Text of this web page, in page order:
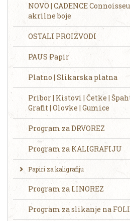
NOVO | CADENCE
akrilne boje
OSTALI PROIZVODI
PAUS Papir
Platno | Slikarska platna
Pribor | Kistovi | Četke |
Grafit | Olovke | Gumice
Program za DRVOREZ
Program za KALIGRAFIJU
Papiri za kaligrafiju
Program za LINOREZ
Program za slikanje na